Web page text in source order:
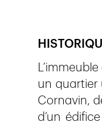
un quartier
Cornavin,
d’un